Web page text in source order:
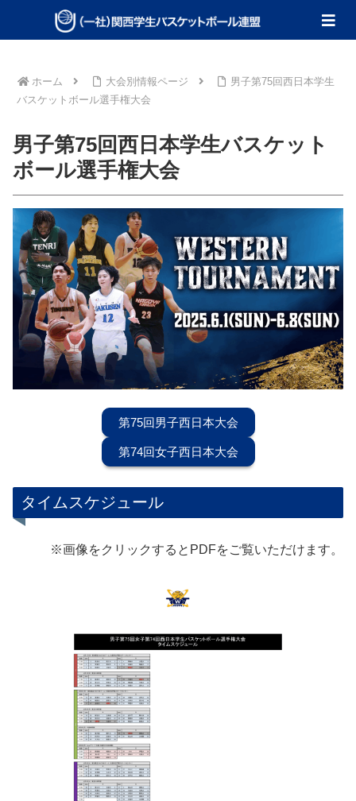
ホーム 大会別情報ページ
男子第75回西日本学生
バスケットボール選手権大会
男子第75回西日本学生バスケット
ボール選手権大会
第75回男子西日本大会
第74回女子西日本大会
タイムスケジュール
※画像をクリックするとPDFをご覧いただけます。